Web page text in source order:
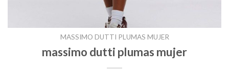
MASSIMO DUTTI PLUMAS MUJER
massimo dutti plumas mujer